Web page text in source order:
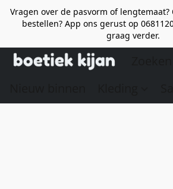
Vragen over de pasvorm of
bestellen? App ons gerust op
graag verder.